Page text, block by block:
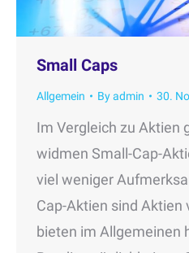
Small Caps
Allgemein Byadmin 30.
Im Vergleich zu Aktien
widmen Small-Cap-
viel weniger
Cap-Aktien sind Aktien
bieten im Allgemeinen